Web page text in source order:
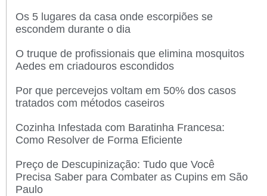
Os 5 lugares da casa onde escorpiões se
escondem durante o dia
O truque de profissionais que elimina mosquitos
Aedes em criadouros escondidos
Por que percevejos voltam em 50% dos casos
tratados com métodos caseiros
Cozinha Infestada com Baratinha Francesa:
Como Resolver de Forma Eficiente
Preço de Descupinização: Tudo que Você
Precisa Saber para Combater as Cupins em São
Paulo